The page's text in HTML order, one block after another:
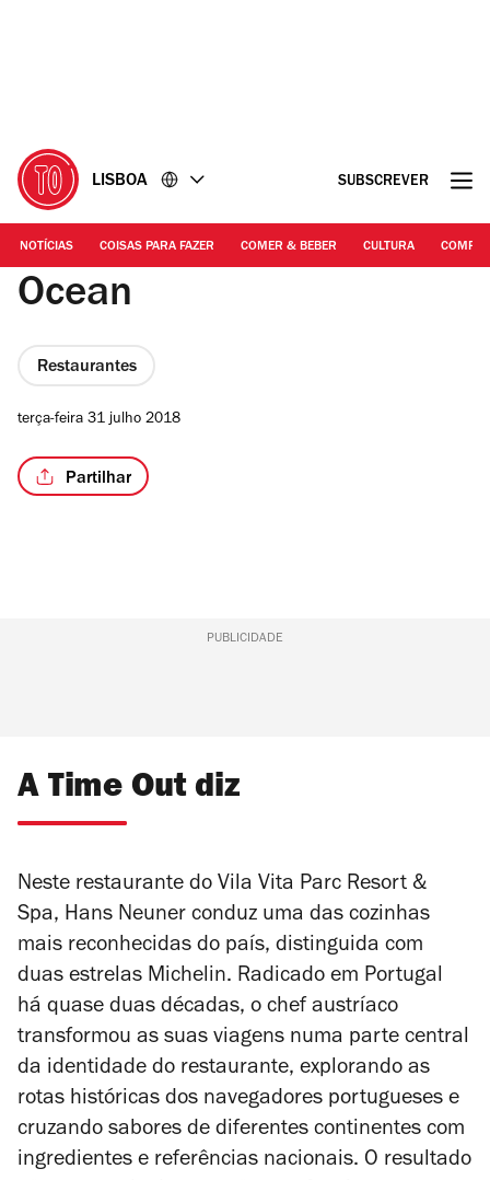
LISBOA SUBSCREVER
NOTÍCIAS COISAS PARA FAZER COMER & BEBER CULTURA
Ocean
Restaurantes
terça-feira 31 julho 2018
Partilhar
PUBLICIDADE
A Time Out diz
Neste restaurante do Vila Vita Parc Resort &
Spa, Hans Neuner conduz uma das cozinhas
mais reconhecidas do país, distinguida com
duas estrelas Michelin. Radicado em Portugal
há quase duas décadas, o chef austríaco
transformou as suas viagens numa parte central
da identidade do restaurante, explorando as
rotas históricas dos navegadores portugueses e
cruzando sabores de diferentes continentes com
ingredientes e referências nacionais. O resultado